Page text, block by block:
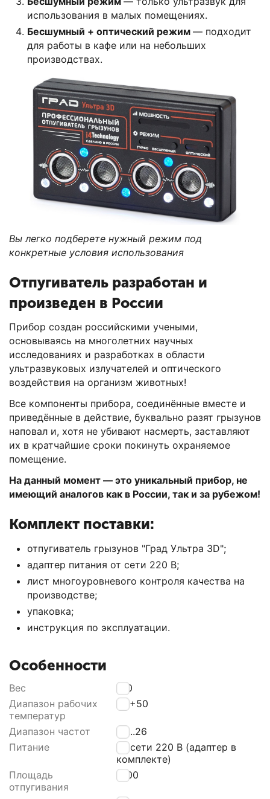
использования в малых помещениях.
Бесшумный + оптический режим — подходит
для работы в кафе или на небольших
производствах.
Вы легко подберете нужный режим под
конкретные условия использования
Отпугиватель разработан и
произведен в России
Прибор создан российскими учеными,
основываясь на многолетних научных
исследованиях и разработках в области
ультразвуковых излучателей и оптического
воздействия на организм животных!
Все компоненты прибора, соединённые вместе и
приведённые в действие, буквально разят грызунов
наповал и, хотя не убивают насмерть, заставляют
их в кратчайшие сроки покинуть охраняемое
помещение.
На данный момент — это уникальный прибор, не
имеющий аналогов как в России, так и за рубежом!
Комплект поставки:
отпугиватель грызунов "Град Ультра 3D";
адаптер питания от сети 220 В;
лист многоуровневого контроля качества на
производстве;
упаковка;
инструкция по эксплуатации.
Особенности
Вес
120
Диапазон рабочих
температур
0...+50
Диапазон частот
24...26
Питание
от сети 220 В (адаптер в
комплекте)
Площадь
отпугивания
1200